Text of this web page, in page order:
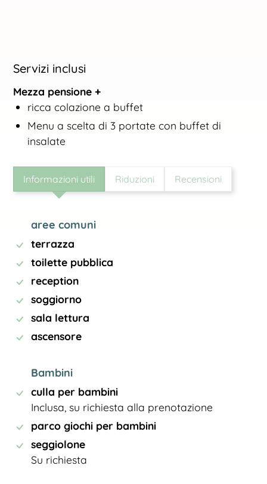
Servizi inclusi
Mezza pensione +
ricca colazione a buffet
Menu a scelta di 3 portate con buffet di
insalate
Informazioni utili Riduzioni Recensioni
aree comuni
terrazza
toilette pubblica
reception
soggiorno
sala lettura
ascensore
Bambini
culla per bambini
Inclusa, su richiesta alla prenotazione
parco giochi per bambini
seggiolone
Su richiesta